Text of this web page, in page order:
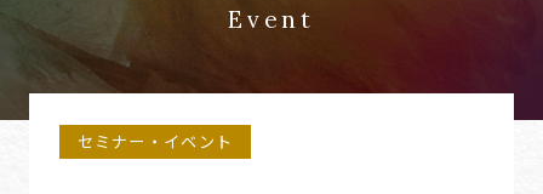
Event
セミナー・イベント